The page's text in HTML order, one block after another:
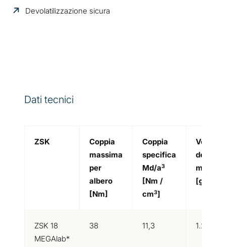
Devolatilizzazione sicura
Dati tecnici
ZSK
Coppia
massima
per
albero
[Nm]
Coppia
specifica
Md/a3
[Nm /
cm3]
Velocità
delle
max.
[giri/
ZSK 18
MEGAlab*
38 11,3 1.200